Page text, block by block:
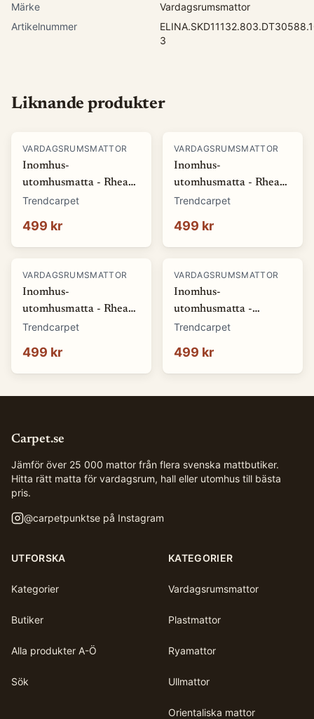
Märke
Vardagsrumsmattor
Artikelnummer
3
Liknande produkter
VARDAGSRUMSMATTOR
Inomhus-
utomhusmatta - Rhea
(vit) (Storlek: 80 x 150
Trendcarpet
499 kr
VARDAGSRUMSMATTOR
Inomhus-
utomhusmatta - Rhea
(beige) (Storlek: 80 x
Trendcarpet
499 kr
VARDAGSRUMSMATTOR
Inomhus-
utomhusmatta - Rhea
(natur) (Storlek: 80 x
Trendcarpet
499 kr
VARDAGSRUMSMATTOR
Inomhus-
utomhusmatta -
Somerville (blå)
Trendcarpet
499 kr
Carpet.se
Jämför över 25 000 mattor från flera svenska mattbutiker.
Hitta rätt matta för vardagsrum, hall eller utomhus till bästa
pris.
@carpetpunktse på Instagram
UTFORSKA
Kategorier
Butiker
Alla produkter A-Ö
Sök
KATEGORIER
Vardagsrumsmattor
Plastmattor
Ryamattor
Ullmattor
Orientaliska mattor